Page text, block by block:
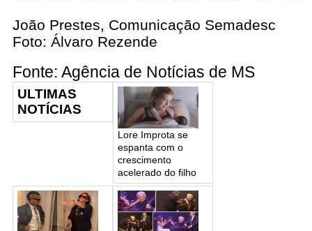
João Prestes, Comunicação Semadesc
Foto: Álvaro Rezende
Fonte: Agência de Notícias de MS
ULTIMAS
NOTÍCIAS
Lore Improta se
espanta com o
crescimento
acelerado do filho